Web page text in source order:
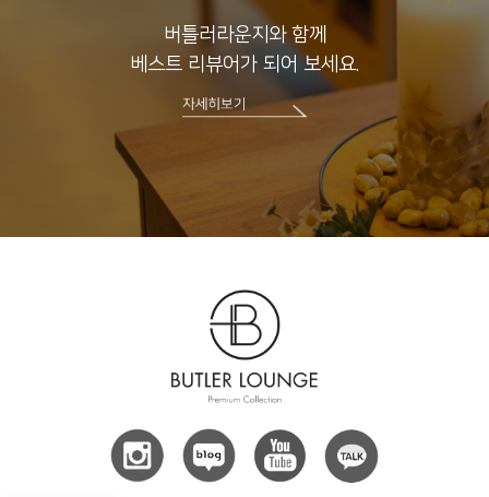
버틀러라운지와 함께
베스트 리뷰어가 되어 보세요.